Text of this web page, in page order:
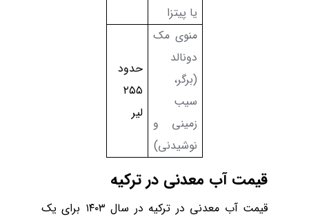
یا پیتزا
منوی مک
دونالد
(برگر،
سیب
زمینی و
نوشیدنی)
حدود
۲۵۵
لیر
قیمت آب معدنی در ترکیه
قیمت آب معدنی در ترکیه در سال ۱۴۰۳ برای یک